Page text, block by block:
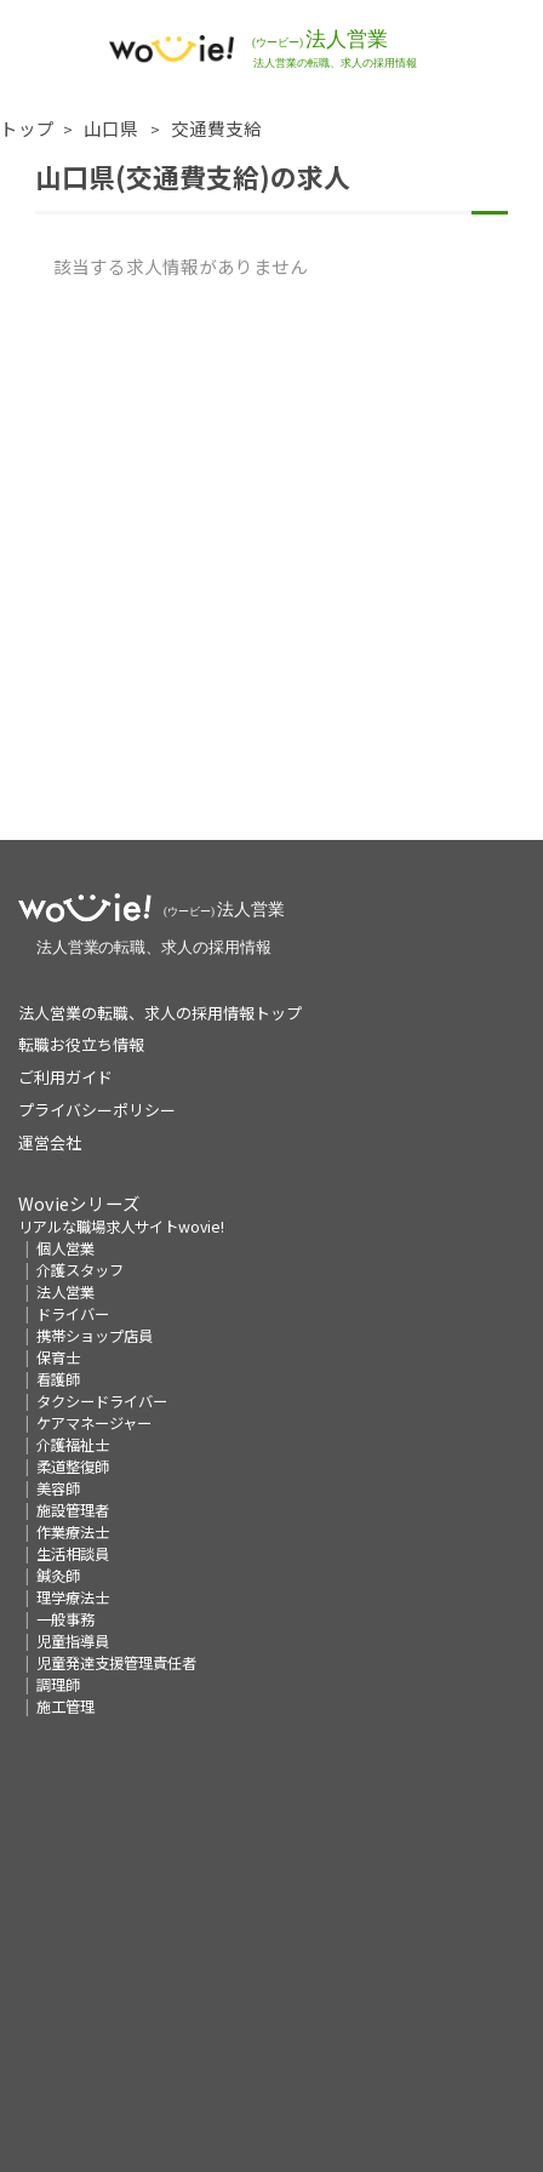
トップ 山口県 交通費支給
山口県(交通費支給)の求人
該当する求人情報がありません
法人営業の転職、求人の採用情報トップ
転職お役立ち情報
ご利用ガイド
プライバシーポリシー
運営会社
Wovieシリーズ
リアルな職場求人サイトwovie!
個人営業
介護スタッフ
法人営業
ドライバー
携帯ショップ店員
保育士
看護師
タクシードライバー
ケアマネージャー
介護福祉士
柔道整復師
美容師
施設管理者
作業療法士
生活相談員
鍼灸師
理学療法士
一般事務
児童指導員
児童発達支援管理責任者
調理師
施工管理